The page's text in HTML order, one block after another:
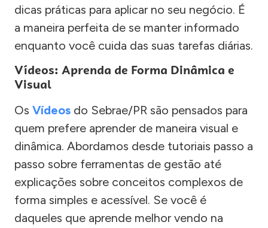
dicas práticas para aplicar no seu negócio. É
a maneira perfeita de se manter informado
enquanto você cuida das suas tarefas diárias.
Vídeos: Aprenda de Forma Dinâmica e
Visual
Os Vídeos do Sebrae/PR são pensados para
quem prefere aprender de maneira visual e
dinâmica. Abordamos desde tutoriais passo a
passo sobre ferramentas de gestão até
explicações sobre conceitos complexos de
forma simples e acessível. Se você é
daqueles que aprende melhor vendo na